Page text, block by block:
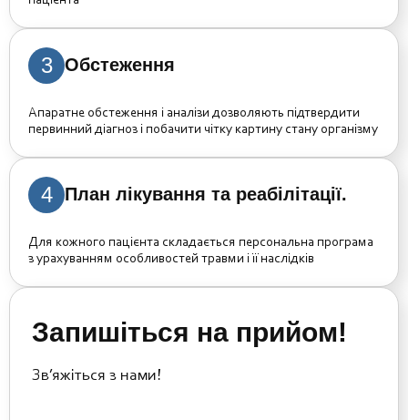
3 Обстеження
Апаратне обстеження і аналізи дозволяють підтвердити
первинний діагноз і побачити чітку картину стану організму
4 План лікування та реабілітації.
Для кожного пацієнта складається персональна програма
з урахуванням особливостей травми і її наслідків
Запишіться на прийом!
Зв’яжіться з нами!